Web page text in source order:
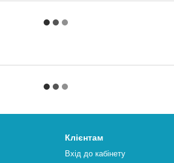
Клієнтам
Вхід до кабінету